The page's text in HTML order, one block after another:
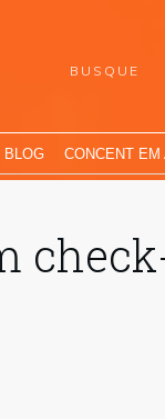
BLOG CONCENT EM